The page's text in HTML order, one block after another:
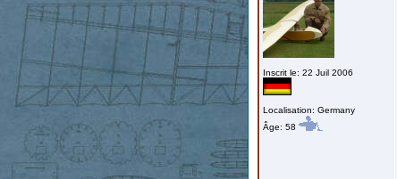
Inscrit le: 22 Juil 2006
Localisation: Germany
Âge: 58